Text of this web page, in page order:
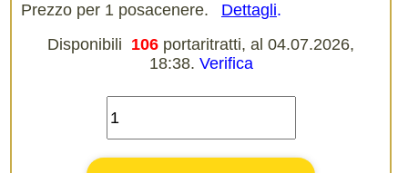
Prezzo per 1 posacenere.
Dettagli.
Disponibili 106 portaritratti, al 04.07.2026,
18:38. Verifica